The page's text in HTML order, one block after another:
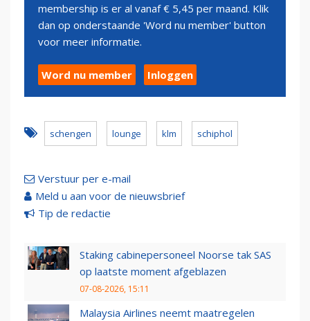
membership is er al vanaf € 5,45 per maand. Klik
dan op onderstaande 'Word nu member' button
voor meer informatie.
Word nu member Inloggen
schengen lounge klm schiphol
Verstuur per e-mail
Meld u aan voor de nieuwsbrief
Tip de redactie
Staking cabinepersoneel Noorse tak SAS
op laatste moment afgeblazen
07-08-2026, 15:11
Malaysia Airlines neemt maatregelen